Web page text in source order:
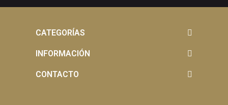
CATEGORÍAS
INFORMACIÓN
CONTACTO